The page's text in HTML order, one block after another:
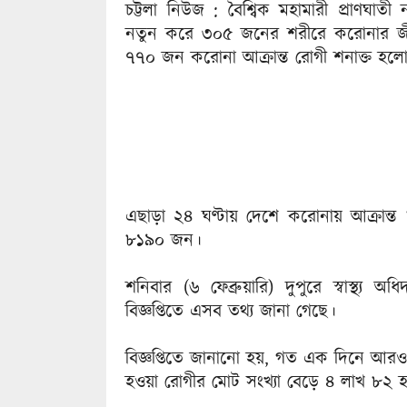
চট্টলা নিউজ : বৈশ্বিক মহামারী
নতুন করে ৩০৫ জনের শরীরে করোনার
৭৭০ জন করোনা আক্রান্ত রোগী শনাক্ত হলো
এছাড়া ২৪ ঘণ্টায় দেশে করোনায়
৮১৯০ জন।
শনিবার (৬ ফেব্রুয়ারি) দুপুরে স্বাস্থ্য
বিজ্ঞপ্তিতে এসব তথ্য জানা গেছে।
বিজ্ঞপ্তিতে জানানো হয়, গত এক দিনে
হওয়া রোগীর মোট সংখ্যা বেড়ে ৪ লাখ ৮২